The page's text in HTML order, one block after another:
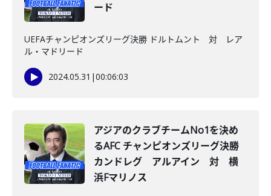
ード
UEFAチャンピオンズリーグ決勝 ドルトムント 対 レア
ル・マドリード
2024.05.31 |00:06:03
アジアのクラブチームNo1を決め
るAFC チャンピオンズリーグ決勝
カンドレグ アルアイン 対 横
浜Fマリノス